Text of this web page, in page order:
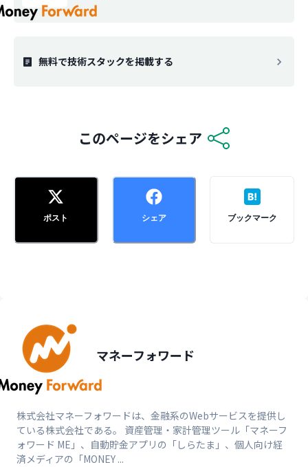
無料で技術スタックを掲載する
このページをシェア
ポスト シェア ブックマーク
マネーフォワード
株式会社マネーフォワードは、金融系のWebサービスを提供し
ている株式会社である。 資産管理・家計管理ツール「マネーフ
ォワード ME」、自動貯金アプリの「しらたま」、個人向け経
済メディアの「MONEY ...